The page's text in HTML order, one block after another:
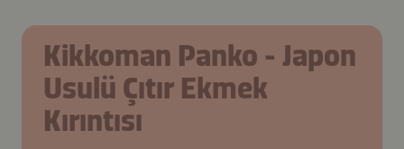
Kikkoman Panko - Japon
Usulü Çıtır Ekmek
Kırıntısı